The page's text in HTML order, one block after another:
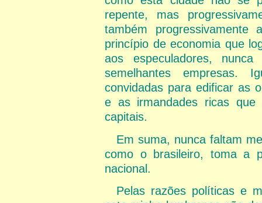
repente, mas
também progressivamente
princípio de economia que
aos especuladores,
semelhantes empresas.
convidadas para edificar as
e as irmandades ricas
capitais.
Em suma, nunca faltam
como o brasileiro, toma a
nacional.
Pelas razões políticas e